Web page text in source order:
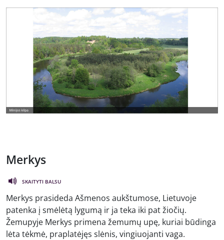
Merkys
SKAITYTI BALSU
Merkys prasideda Ašmenos aukštumose, Lietuvoje
patenka į smėlėtą lygumą ir ja teka iki pat žiočių.
Žemupyje Merkys primena žemumų upę, kuriai būdinga
lėta tėkmė, praplatėjęs slėnis, vingiuojanti vaga.